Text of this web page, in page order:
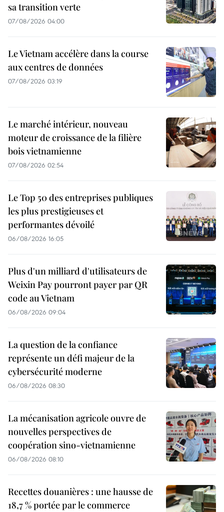
sa transition verte
07/08/2026 04:00
Le Vietnam accélère dans la course
aux centres de données
07/08/2026 03:19
Le marché intérieur, nouveau
moteur de croissance de la filière
bois vietnamienne
07/08/2026 02:54
Le Top 50 des entreprises publiques
les plus prestigieuses et
performantes dévoilé
06/08/2026 16:05
Plus d'un milliard d'utilisateurs de
Weixin Pay pourront payer par QR
code au Vietnam
06/08/2026 09:04
La question de la confiance
représente un défi majeur de la
cybersécurité moderne
06/08/2026 08:30
La mécanisation agricole ouvre de
nouvelles perspectives de
coopération sino-vietnamienne
06/08/2026 08:10
Recettes douanières : une hausse de
18,7 % portée par le commerce